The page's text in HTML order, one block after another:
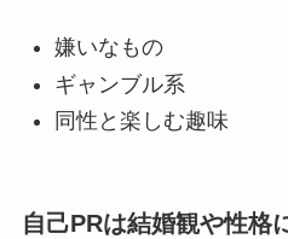
嫌いなもの
ギャンブル系
同性と楽しむ趣味
自己PRは結婚観や性格